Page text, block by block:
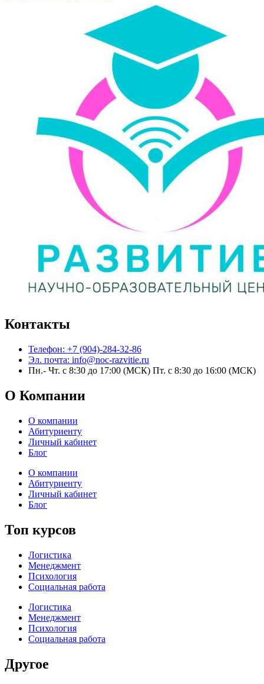
Контакты
Телефон: +7 (904)-284-32-86
Эл. почта: info@noc-razvitie.ru
Пн.- Чт. с 8:30 до 17:00 (МСК) Пт. с 8:30 до 16:00 (МСК)
О Компании
О компании
Абитуриенту
Личный кабинет
Блог
О компании
Абитуриенту
Личный кабинет
Блог
Топ курсов
Логистика
Менеджмент
Психология
Социальная работа
Логистика
Менеджмент
Психология
Социальная работа
Другое